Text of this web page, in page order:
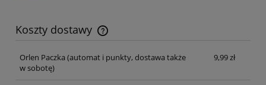
Koszty dostawy
Cena nie zawiera ewentualnych kosztów płatności
Orlen Paczka (automat i punkty, dostawa także
w sobotę)
9,99 zł